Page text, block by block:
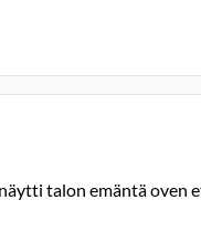
talon emäntä